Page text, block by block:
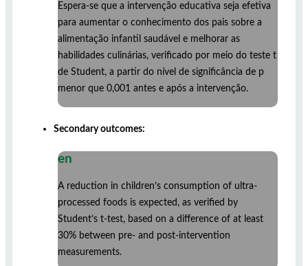
Espera-se que a intervenção educativa seja efetiva
para aumentar o conhecimento dos pais sobre a
alimentação infantil saudável e melhorar as
habilidades culinárias, verificado por meio do teste t
de Student, a partir do nível de significância de p
menor que 0,001 antes e após a intervenção.
Secondary outcomes:
en
A reduction in children’s consumption of ultra-
processed foods is expected, as verified by
Student’s t-test, based on a difference of at least
30% between pre- and post-intervention
measurements.